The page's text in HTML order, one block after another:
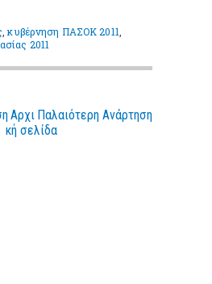
,κυβέρνηση ΠΑΣΟΚ 2011
2011
Παλαιότερη Ανάρτηση
Αρχι
κή σελίδα